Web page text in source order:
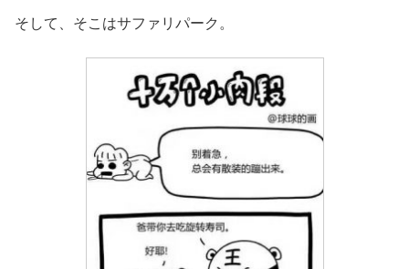
そして、そこはサファリパーク。